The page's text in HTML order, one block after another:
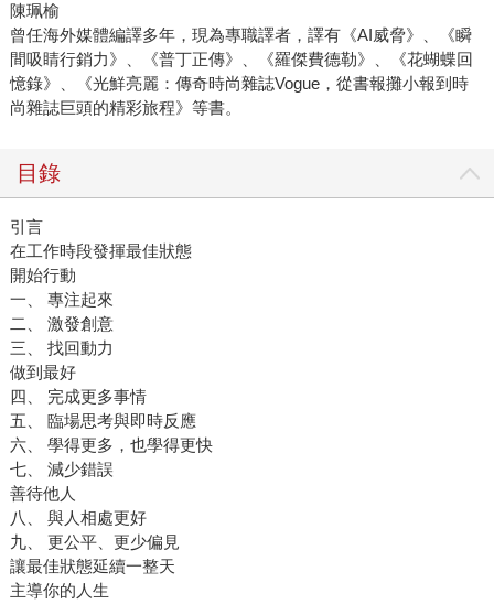
陳珮榆
曾任海外媒體編譯多年，現為專職譯者，譯有《AI威脅》、《瞬
間吸睛行銷力》、《普丁正傳》、《羅傑費德勒》、《花蝴蝶回
憶錄》、《光鮮亮麗：傳奇時尚雜誌Vogue，從書報攤小報到時
尚雜誌巨頭的精彩旅程》等書。
目錄
引言
在工作時段發揮最佳狀態
開始行動
一、 專注起來
二、 激發創意
三、 找回動力
做到最好
四、 完成更多事情
五、 臨場思考與即時反應
六、 學得更多，也學得更快
七、 減少錯誤
善待他人
八、 與人相處更好
九、 更公平、更少偏見
讓最佳狀態延續一整天
主導你的人生